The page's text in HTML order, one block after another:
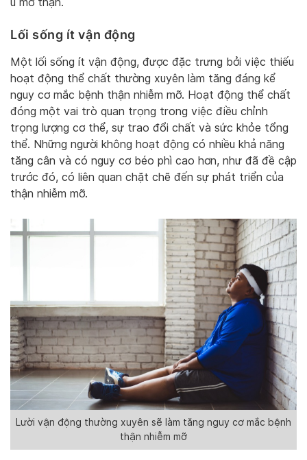
u mỡ thận.
Lối sống ít vận động
Một lối sống ít vận động, được đặc trưng bởi việc thiếu
hoạt động thể chất thường xuyên làm tăng đáng kể
nguy cơ mắc bệnh thận nhiễm mỡ. Hoạt động thể chất
đóng một vai trò quan trọng trong việc điều chỉnh
trọng lượng cơ thể, sự trao đổi chất và sức khỏe tổng
thể. Những người không hoạt động có nhiều khả năng
tăng cân và có nguy cơ béo phì cao hơn, như đã đề cập
trước đó, có liên quan chặt chẽ đến sự phát triển của
thận nhiễm mỡ.
Lười vận động thường xuyên sẽ làm tăng nguy cơ mắc bệnh
thận nhiễm mỡ